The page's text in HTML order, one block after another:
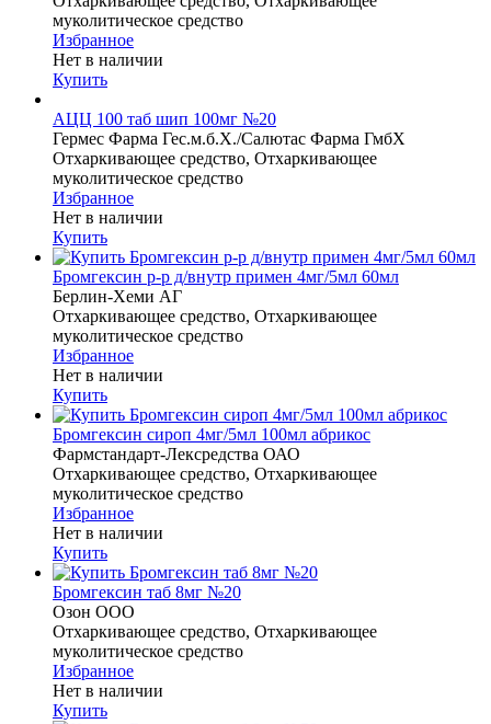
муколитическое средство
Избранное
Нет в наличии
Купить
АЦЦ 100 таб шип 100мг №20
Гермес Фарма Гес.м.б.Х./Салютас Фарма ГмбХ
Отхаркивающее средство, Отхаркивающее
муколитическое средство
Избранное
Нет в наличии
Купить
Бромгексин р-р д/внутр примен 4мг/5мл 60мл
Берлин-Хеми АГ
Отхаркивающее средство, Отхаркивающее
муколитическое средство
Избранное
Нет в наличии
Купить
Бромгексин сироп 4мг/5мл 100мл абрикос
Фармстандарт-Лексредства ОАО
Отхаркивающее средство, Отхаркивающее
муколитическое средство
Избранное
Нет в наличии
Купить
Бромгексин таб 8мг №20
Озон ООО
Отхаркивающее средство, Отхаркивающее
муколитическое средство
Избранное
Нет в наличии
Купить